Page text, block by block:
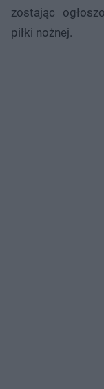
zostając
piłki nożnej.